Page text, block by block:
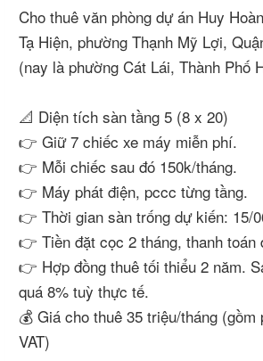
Cho thuê văn phòng dự án Huy
Tạ Hiện, phường Thạnh Mỹ Lợi,
(nay là phường Cát Lái, Thành Phố
📐 Diện tích sàn tầng 5 (8 x 20)
👉 Giữ 7 chiếc xe máy miễn phí.
👉 Mỗi chiếc sau đó 150k/tháng.
👉 Máy phát điện, pccc từng tầng.
👉 Thời gian sàn trống dự kiến: 15/
👉 Tiền đặt cọc 2 tháng, thanh toán
👉 Hợp đồng thuê tối thiểu 2 năm.
quá 8% tuỳ thực tế.
💰 Giá cho thuê 35 triệu/tháng
VAT)